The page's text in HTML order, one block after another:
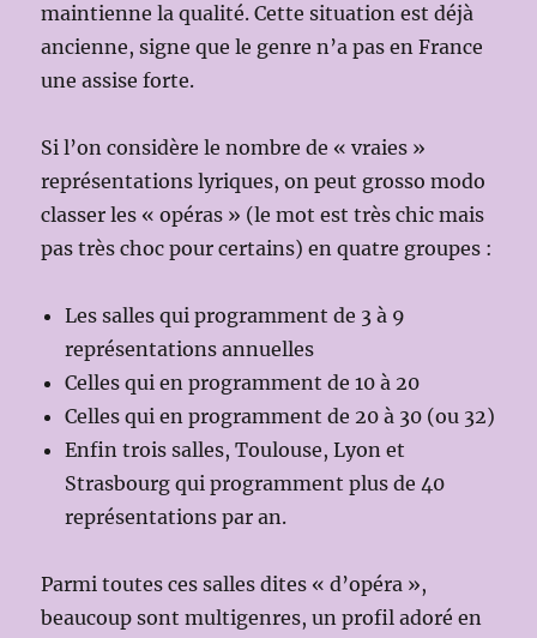
maintienne la qualité. Cette situation est déjà
ancienne, signe que le genre n’a pas en France
une assise forte.
Si l’on considère le nombre de « vraies »
représentations lyriques, on peut grosso modo
classer les « opéras » (le mot est très chic mais
pas très choc pour certains) en quatre groupes :
Les salles qui programment de 3 à 9
représentations annuelles
Celles qui en programment de 10 à 20
Celles qui en programment de 20 à 30 (ou 32)
Enfin trois salles, Toulouse, Lyon et
Strasbourg qui programment plus de 40
représentations par an.
Parmi toutes ces salles dites « d’opéra »,
beaucoup sont multigenres, un profil adoré en